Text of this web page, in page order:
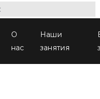
О
нас
Наши
занятия